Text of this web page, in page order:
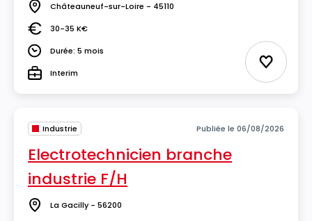
Lieu Châteauneuf-sur-Loire - 45110
Salaire30-35 K€
DuréeDurée: 5 mois
TypeInterim Ajouter
Industrie Publiée le 06/08/2026
Electrotechnicien branche
industrie F/H
Lieu La Gacilly - 56200